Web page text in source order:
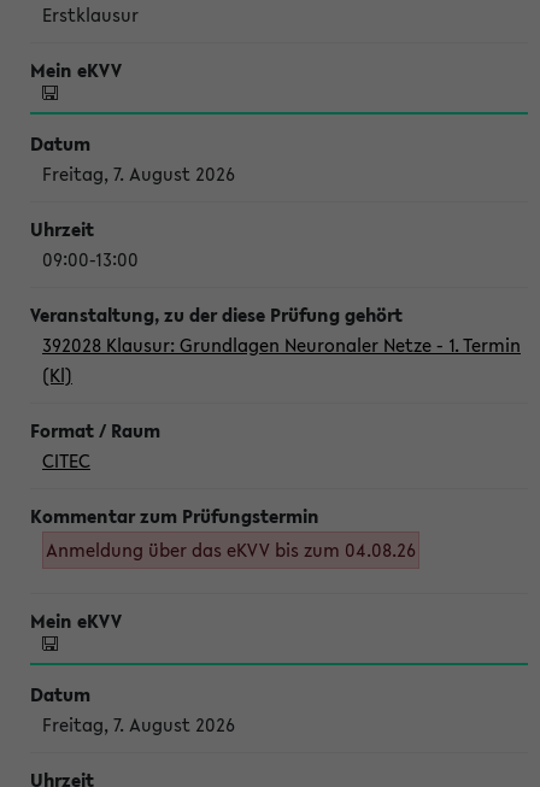
Erstklausur
Freitag, 7. August 2026
09:00-13:00
392028 Klausur: Grundlagen Neuronaler Netze - 1. Termin
(Kl)
CITEC
Anmeldung über das eKVV bis zum 04.08.26
Freitag, 7. August 2026